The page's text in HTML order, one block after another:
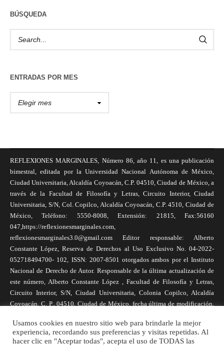
BÚSQUEDA
ENTRADAS POR MES
REFLEXIONES MARGINALES, Número 86, año 11, es una publicación
bimestral, editada por la Universidad Nacional Autónoma de México,
Ciudad Universitaria, Alcaldía Coyoacán, C.P. 04510, Ciudad de México, a
través de la Facultad de Filosofía y Letras, Circuito Interior, Ciudad
Universitaria, S/N, Col. Copilco, Alcaldía Coyoacán, C.P. 4510, Ciudad de
México, Teléfono: 5550-8008, Extensión: 21815, Fax:56160
047,https://reflexionesmarginales.com,
reflexionesmarginales3.0@gmail.com Editor responsable: Alberto
Constante López, Reserva de Derechos al Uso Exclusivo No. 04-2022-
052718494700- 102, ISSN: 2007-8501 otorgados ambos por el Instituto
Nacional de Derecho de Autor. Responsable de la última actualización de
este número, Alberto Constante López , Facultad de Filosofía y Letras,
Circuito Interior, S/N, Ciudad Universitaria, Colonia Copilco, Alcaldía
Coyoacán, C. P., 04510, Ciudad de México, fecha última de modificación,
necesariamente reflejan la postura de la revista, ni de Universidad Nacional
Autónoma de México. Los autores son responsables de los contenidos de
Usamos cookies en nuestro sitio web para brindarle la mejor
experiencia, recordando sus preferencias y visitas repetidas. Al
hacer clic en "Aceptar todas", acepta el uso de TODAS las